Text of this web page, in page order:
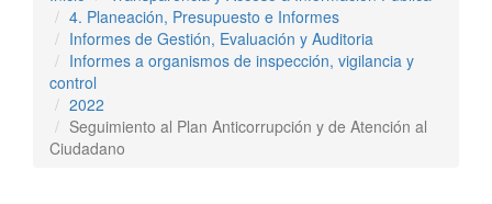
4. Planeación, Presupuesto e Informes
Informes de Gestión, Evaluación y Auditoria
Informes a organismos de inspección, vigilancia y
control
2022
Seguimiento al Plan Anticorrupción y de Atención al
Ciudadano